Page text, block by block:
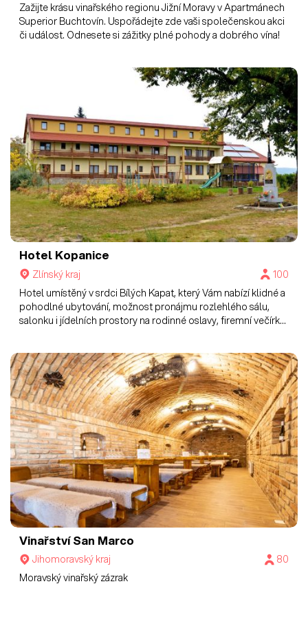
Zažijte krásu vinařského regionu Jižní Moravy v Apartmánech
Superior Buchtovín. Uspořádejte zde vaši společenskou akci
či událost. Odnesete si zážitky plné pohody a dobrého vína!
Hotel Kopanice
Zlínský kraj
100
Hotel umístěný v srdci Bílých Kapat, který Vám nabízí klidné a
pohodlné ubytování, možnost pronájmu rozlehlého sálu,
salonku i jídelních prostory na rodinné oslavy, firemní večírky,
Vinařství San Marco
Jihomoravský kraj
80
Moravský vinařský zázrak